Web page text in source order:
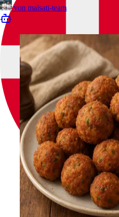
von malsati-team